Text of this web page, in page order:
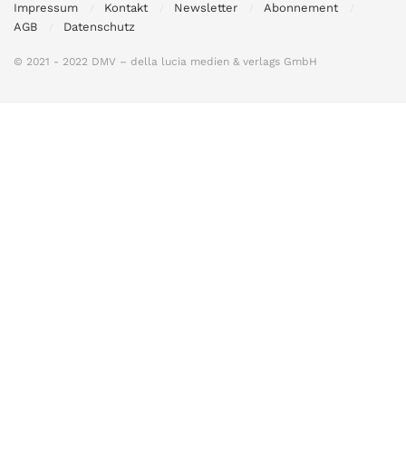
Impressum Kontakt Newsletter
Abonnement
AGB
Datenschutz
© 2021 - 2022 DMV – della lucia medien & verlags GmbH